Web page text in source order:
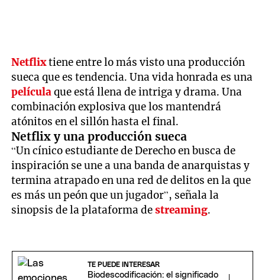
Netflixtiene entre lo más visto una producción
sueca que es tendencia. Una vida honrada es una
películaque está llena de intriga y drama. Una
combinación explosiva que los mantendrá
atónitos en el sillón hasta el final.
Netflix y una producción sueca
“Un cínico estudiante de Derecho en busca de
inspiración se une a una banda de anarquistas y
termina atrapado en una red de delitos en la que
es más un peón que un jugador”, señala la
sinopsis de la plataforma destreaming.
TE PUEDE INTERESAR
Biodescodificación: el significado